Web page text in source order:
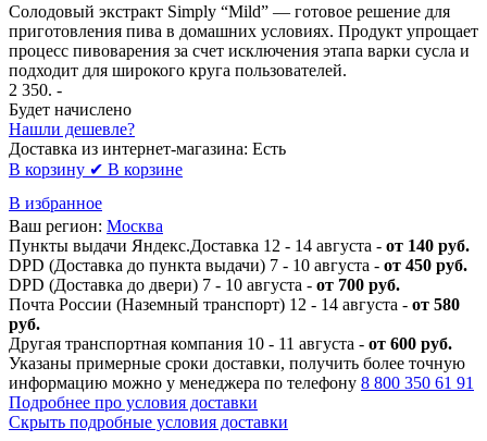
Солодовый экстракт Simply “Mild” — готовое решение для
приготовления пива в домашних условиях. Продукт упрощает
процесс пивоварения за счет исключения этапа варки сусла и
подходит для широкого круга пользователей.
2 350. -
Будет начислено
Нашли дешевле?
Доставка из интернет-магазина: Есть
В корзину ✔ В корзине
В избранное
Ваш регион: Москва
Пункты выдачи Яндекс.Доставка 12 - 14 августа - от 140 руб.
DPD (Доставка до пункта выдачи) 7 - 10 августа - от 450 руб.
DPD (Доставка до двери) 7 - 10 августа - от 700 руб.
Почта России (Наземный транспорт) 12 - 14 августа - от 580
руб.
Другая транспортная компания 10 - 11 августа - от 600 руб.
Указаны примерные сроки доставки, получить более точную
информацию можно у менеджера по телефону 8 800 350 61 91
Подробнее про условия доставки
Скрыть подробные условия доставки